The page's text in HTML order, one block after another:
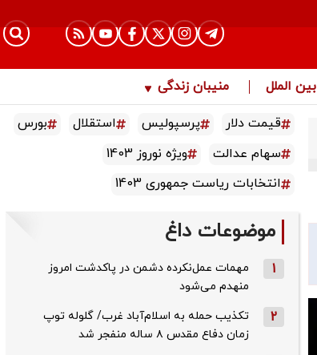
بین الملل منیبان زندگی
قیمت دلار پرسپولیس استقلال
بورس
سهام عدالت
ویژه نوروز 1403
انتخابات ریاست جمهوری 1403
موضوعات داغ
1
مهمات عمل‌نکرده دشمن در پاکدشت امروز
منهدم می‌شود
2
تکذیب حمله به اسلام‌آباد غرب/ گلوله توپ
زمان دفاع مقدس ۸ ساله منفجر شد